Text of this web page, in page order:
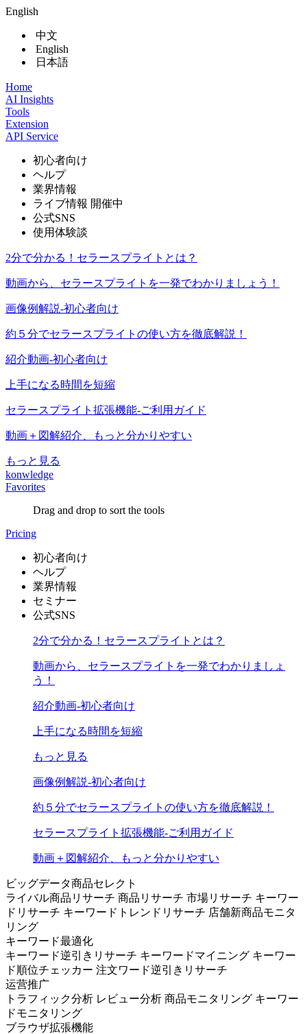
English
中文
English
日本語
Home
AI Insights
Tools
Extension
API Service
初心者向け
ヘルプ
業界情報
ライブ情報 開催中
公式SNS
使用体験談
2分で分かる！セラースプライトとは？
動画から、セラースプライトを一発でわかりましょう！
画像例解説-初心者向け
約５分でセラースプライトの使い方を徹底解説！
紹介動画-初心者向け
上手になる時間を短縮
セラースプライト拡張機能-ご利用ガイド
動画＋図解紹介、もっと分かりやすい
もっと見る
konwledge
Favorites
Drag and drop to sort the tools
Pricing
初心者向け
ヘルプ
業界情報
セミナー
公式SNS
2分で分かる！セラースプライトとは？
動画から、セラースプライトを一発でわかりましょ
う！
紹介動画-初心者向け
上手になる時間を短縮
もっと見る
画像例解説-初心者向け
約５分でセラースプライトの使い方を徹底解説！
セラースプライト拡張機能-ご利用ガイド
動画＋図解紹介、もっと分かりやすい
ビッグデータ商品セレクト
ライバル商品リサーチ 商品リサーチ 市場リサーチ キーワー
ドリサーチ キーワードトレンドリサーチ 店舗新商品モニタ
リング
キーワード最適化
キーワード逆引きリサーチ キーワードマイニング キーワー
ド順位チェッカー 注文ワード逆引きリサーチ
运营推广
トラフィック分析 レビュー分析 商品モニタリング キーワー
ドモニタリング
ブラウザ拡張機能